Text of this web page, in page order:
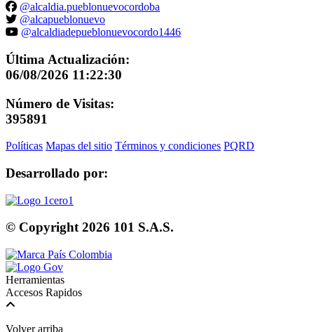
@alcaldia.pueblonuevocordoba
@alcapueblonuevo
@alcaldiadepueblonuevocordo1446
Última Actualización:
06/08/2026 11:22:30
Número de Visitas:
395891
Políticas Mapas del sitio Términos y condiciones PQRD
Desarrollado por:
© Copyright2026 101 S.A.S.
Herramientas
Accesos Rapidos
Volver arriba